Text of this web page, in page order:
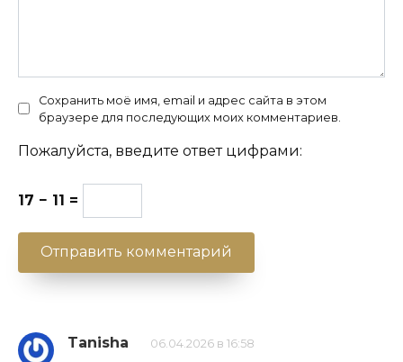
Сохранить моё имя, email и адрес сайта в этом
браузере для последующих моих комментариев.
Пожалуйста, введите ответ цифрами:
17 − 11 =
Tanisha 06.04.2026 в 16:58